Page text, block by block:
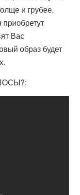
и грубее.
Вас
образ будет